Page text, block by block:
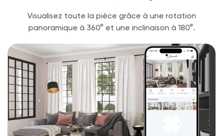
Visualisez toute la pièce grâce à une rotation
panoramique à 360° et une inclinaison à 180°.